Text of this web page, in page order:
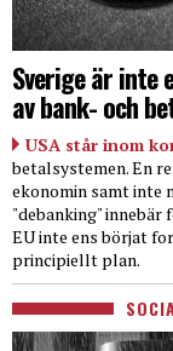
Sverige är inte
av bank- och
USA står inom
betalsystemen. En
ekonomin samt inte
"debanking" innebär
EU inte ens börjat
principiellt plan.